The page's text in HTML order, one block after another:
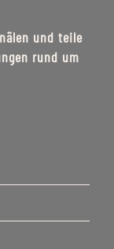
und teile
rund um